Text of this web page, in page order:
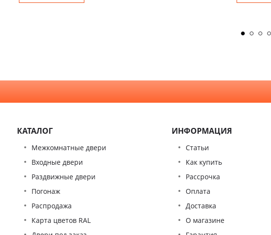
КАТАЛОГ
Межкомнатные двери
Входные двери
Раздвижные двери
Погонаж
Распродажа
Карта цветов RAL
ИНФОРМАЦИЯ
Статьи
Как купить
Рассрочка
Оплата
Доставка
О магазине